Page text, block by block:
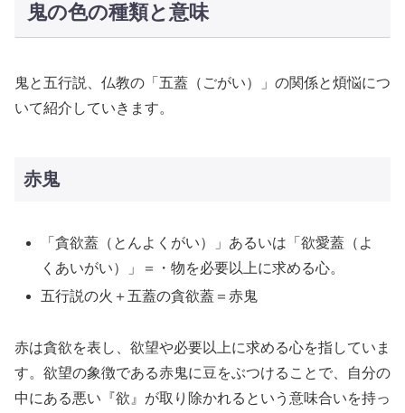
鬼の色の種類と意味
鬼と五行説、仏教の「五蓋（ごがい）」の関係と煩悩につ
いて紹介していきます。
赤鬼
「貪欲蓋（とんよくがい）」あるいは「欲愛蓋（よ
くあいがい）」＝・物を必要以上に求める心。
五行説の火＋五蓋の貪欲蓋＝赤鬼
赤は貪欲を表し、欲望や必要以上に求める心を指していま
す。欲望の象徴である赤鬼に豆をぶつけることで、自分の
中にある悪い『欲』が取り除かれるという意味合いを持っ